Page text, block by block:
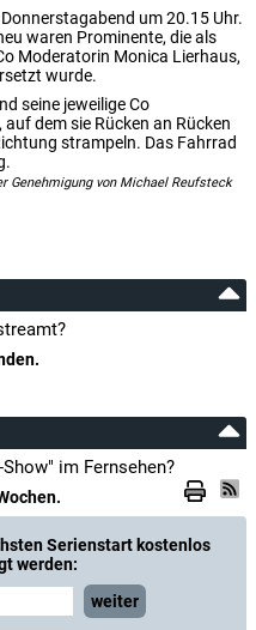
um 20.15 Uhr.
waren Prominente, die als
Moderatorin Monica Lierhaus,
wurde.
seine jeweilige Co
dem sie Rücken an Rücken
strampeln. Das Fahrrad
Genehmigung von Michael Reufsteck
im Fernsehen?
Serienstart kostenlos
werden:
weiter